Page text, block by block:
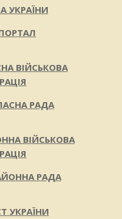
УКРАЇНИ
ВІЙСЬКОВА
РАДА
ВІЙСЬКОВА
РАДА
УКРАЇНИ